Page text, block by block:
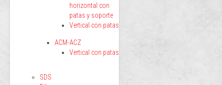
horizontal con
patas y soporte
Vertical con patas
ACM-ACZ
Vertical con patas
SDS